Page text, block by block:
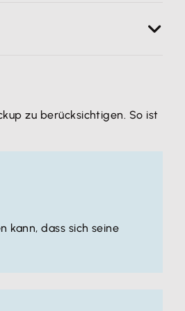
verhindert
zu berücksichtigen. So ist
kann, dass sich seine